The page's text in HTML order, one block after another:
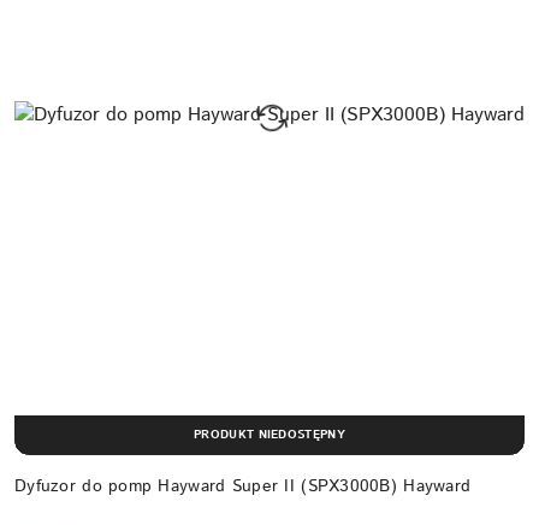
Dyfuzor do pomp Hayward Super II (SPX3000B) Hayward
PRODUKT NIEDOSTĘPNY